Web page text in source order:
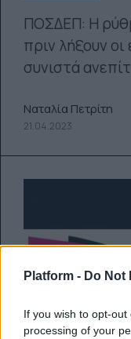
Platform - Do Not
If you wish to opt-
processing of your
ΠΟΣΔΕΠ: Η
πριν λήξουν
συνιστά
Ναταλία Πετρίτη
21.04.2023